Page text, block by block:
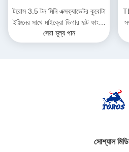
টরোস 3.5 টন মিনি এক্সক্যাভেটর কুবোটা
ইঞ্জিনের সাথে মাইক্রো ডিগার মাল্ট ফাংশন
ব্যাগার
সেরা মূল্য পান
সোশ্যাল